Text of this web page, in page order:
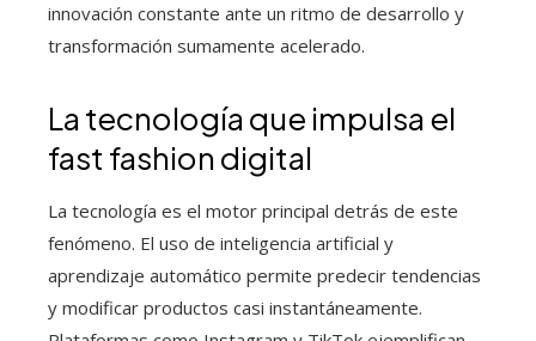
innovación constante ante un ritmo de desarrollo y
transformación sumamente acelerado.
La tecnología que impulsa el
fast fashion digital
La tecnología es el motor principal detrás de este
fenómeno. El uso de inteligencia artificial y
aprendizaje automático permite predecir tendencias
y modificar productos casi instantáneamente.